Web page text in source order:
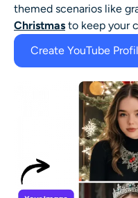
themed scenarios like
Christmas to keep your
Create YouTube